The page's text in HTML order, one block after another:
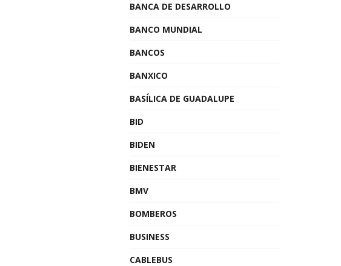
BANCA DE DESARROLLO
BANCO MUNDIAL
BANCOS
BANXICO
BASÍLICA DE GUADALUPE
BID
BIDEN
BIENESTAR
BMV
BOMBEROS
BUSINESS
CABLEBUS